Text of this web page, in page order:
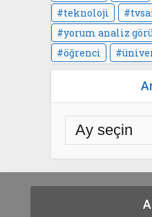
teknoloji
yorum analiz
öğrenci